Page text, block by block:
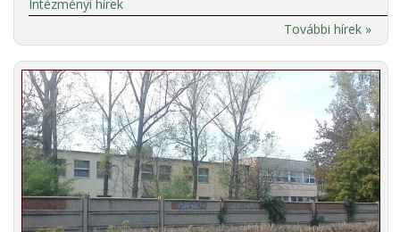
Intézményi hírek
További hírek »